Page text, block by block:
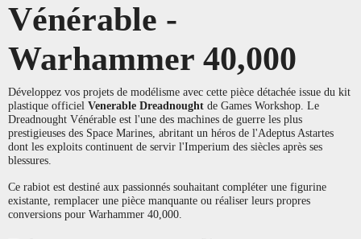
Vénérable -
Warhammer 40,000
Développez vos projets de modélisme avec cette pièce détachée issue du kit
plastique officiel Venerable Dreadnought de Games Workshop. Le
Dreadnought Vénérable est l'une des machines de guerre les plus
prestigieuses des Space Marines, abritant un héros de l'Adeptus Astartes
dont les exploits continuent de servir l'Imperium des siècles après ses
blessures.
Ce rabiot est destiné aux passionnés souhaitant compléter une figurine
existante, remplacer une pièce manquante ou réaliser leurs propres
conversions pour Warhammer 40,000.